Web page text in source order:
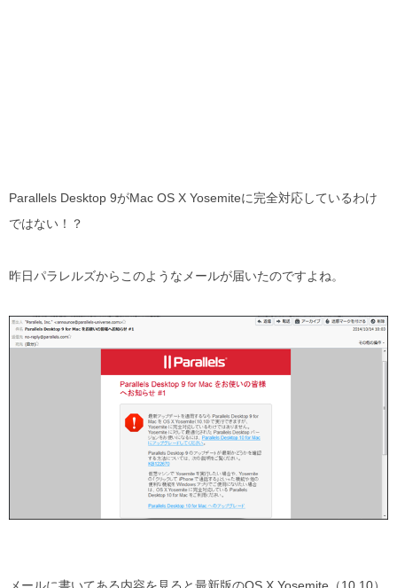
Parallels Desktop 9がMac OS X Yosemiteに完全対応しているわけ
ではない！？
昨日パラレルズからこのようなメールが届いたのですよね。